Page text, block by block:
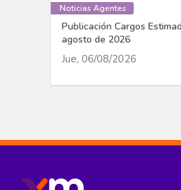
Noticias Agentes
Publicación Cargos
agosto de 2026
Jue, 06/08/2026